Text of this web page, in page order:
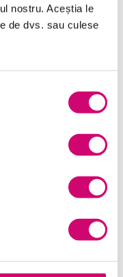
nostru. Aceștia le
de dvs. sau culese
(10)
(17)
(6)
(54)
(9)
(7)